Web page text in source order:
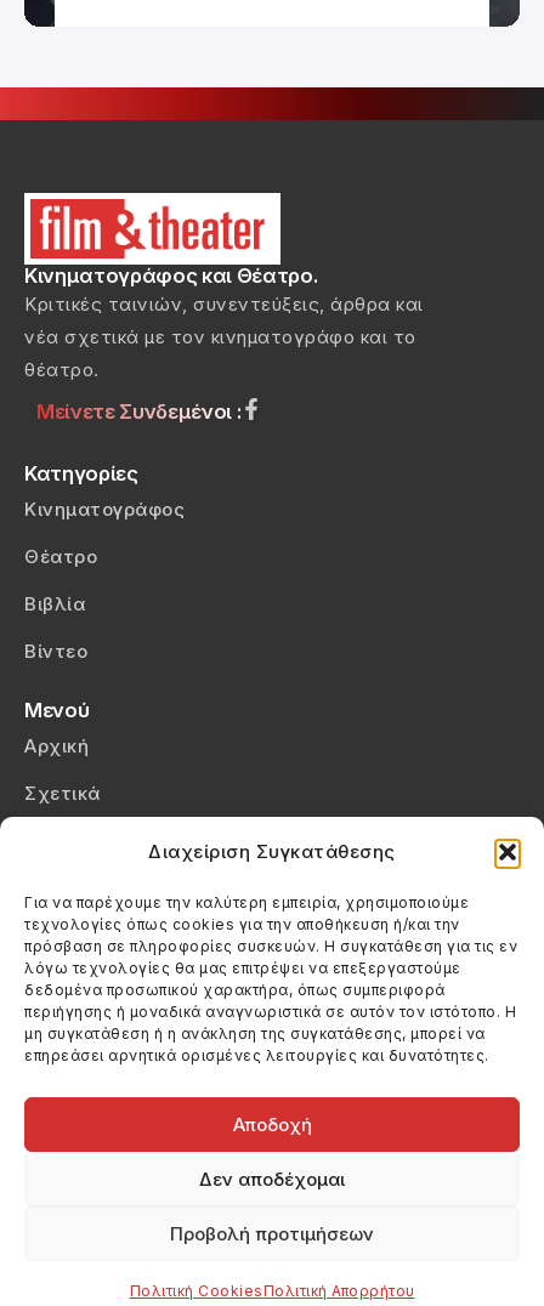
Διαχείριση Συγκατάθεσης
Για να παρέχουμε την καλύτερη εμπειρία, χρησιμοποιούμε
τεχνολογίες όπως cookies για την αποθήκευση ή/και την
πρόσβαση σε πληροφορίες συσκευών. Η συγκατάθεση για τις εν
λόγω τεχνολογίες θα μας επιτρέψει να επεξεργαστούμε
δεδομένα προσωπικού χαρακτήρα, όπως συμπεριφορά
περιήγησης ή μοναδικά αναγνωριστικά σε αυτόν τον ιστότοπο. Η
μη συγκατάθεση ή η ανάκληση της συγκατάθεσης, μπορεί να
επηρεάσει αρνητικά ορισμένες λειτουργίες και δυνατότητες.
Αποδοχή
Δεν αποδέχομαι
Προβολή προτιμήσεων
Πολιτική CookiesΠολιτική Απορρήτου
Κινηματογράφος και Θέατρο.
Κριτικές ταινιών, συνεντεύξεις, άρθρα και
νέα σχετικά με τον κινηματογράφο και το
θέατρο.
Μείνετε Συνδεμένοι :
Κατηγορίες
Κινηματογράφος
Θέατρο
Βιβλία
Βίντεο
Μενού
Αρχική
Σχετικά
Πολιτική Cookies (ΕΕ)
Στοιχεία Επικοινωνίας
Καλεσέ μας
(+30) 6974123481
Στείλε μας email
info@filmandtheater.gr
Copyright 2026 Filmandtheater / All rights reserved